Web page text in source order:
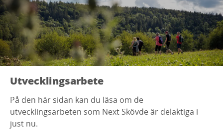
Utvecklingsarbete
På den här sidan kan du läsa om de
utvecklingsarbeten som Next Skövde är delaktiga i
just nu.